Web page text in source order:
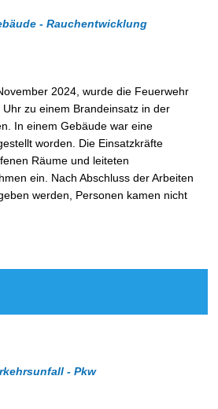
- Rauchentwicklung
2024, wurde die Feuerwehr
zu einem Brandeinsatz in der
In einem Gebäude war eine
worden. Die Einsatzkräfte
Räume und leiteten
ein. Nach Abschluss der Arbeiten
werden, Personen kamen nicht
- Pkw